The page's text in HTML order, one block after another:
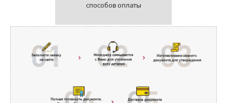
способов оплаты